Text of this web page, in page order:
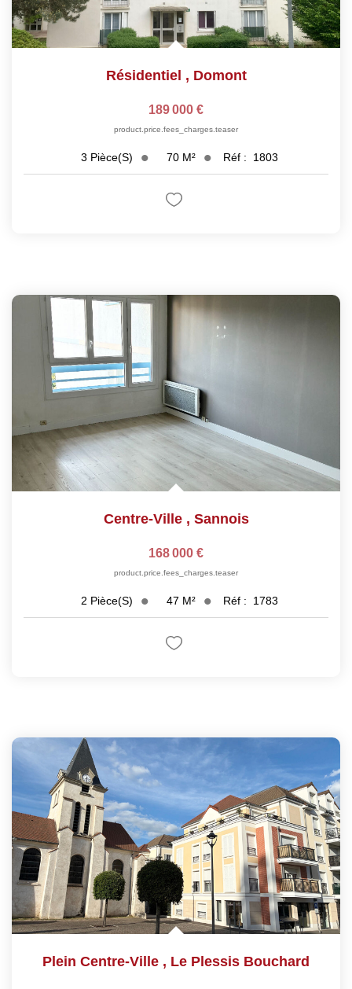
Résidentiel , Domont
189 000 €
product.price.fees_charges.teaser
3 Pièce(s) 70 M² Réf : 1803
Centre-Ville , Sannois
168 000 €
product.price.fees_charges.teaser
2 Pièce(s) 47 M² Réf : 1783
Plein Centre-Ville , Le Plessis Bouchard